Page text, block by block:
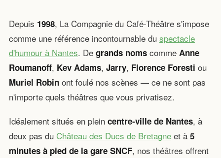
Depuis 1998, La Compagnie du Café-Théâtre s'impose
comme une référence incontournable du spectacle
d'humour à Nantes. De grands nomscomme Anne
Roumanoff, Kev Adams, Jarry, Florence Foresti ou
Muriel Robinont foulé nos scènes — ce ne sont pas
n'importe quels théâtres que vous privatisez.
Idéalement situés en plein centre-ville de Nantes, à
deux pas du Château des Ducs de Bretagneet à 5
minutes à pied de la gare SNCF, nos théâtres offrent